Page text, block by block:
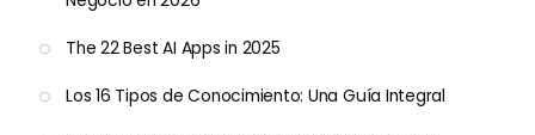
The 22 Best AI Apps in 2025
Los 16 Tipos de Conocimiento: Una Guía Integral